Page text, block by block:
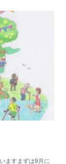
ますまずは9月に